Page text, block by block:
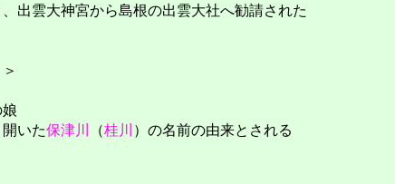
、出雲大神宮から島根の出雲大社へ勧請された
いた保津川 （桂川 ）の名前の由来とされる